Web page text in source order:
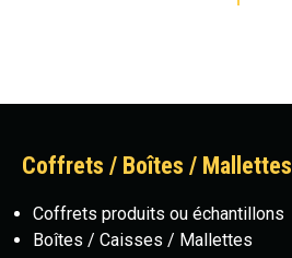
Coffrets / Boîtes / Mallettes
Coffrets produits ou échantillons
Boîtes / Caisses / Mallettes